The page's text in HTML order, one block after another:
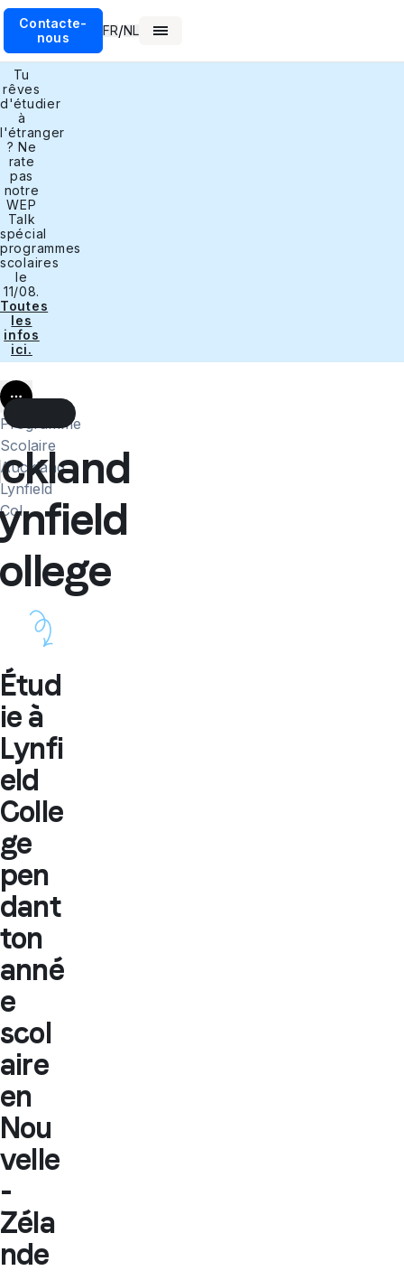
Contacte-
nous
FR/NL
Tu
rêves
d'étudier
à
l'étranger
? Ne
rate
pas
notre
WEP
Talk
spécial
programmes
scolaires
le
11/08.
Toutes
les
infos
ici.
Programme
Scolaire
Auckland
Lynfield
Col...
Étud
ie à
Lynfi
eld
Colle
ge
pen
dant
ton
anné
e
scol
aire
en
Nou
velle
-
Zéla
nde